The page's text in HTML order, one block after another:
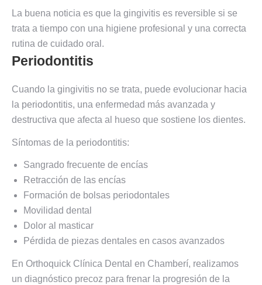
La buena noticia es que la gingivitis es reversible si se
trata a tiempo con una higiene profesional y una correcta
rutina de cuidado oral.
Periodontitis
Cuando la gingivitis no se trata, puede evolucionar hacia
la periodontitis, una enfermedad más avanzada y
destructiva que afecta al hueso que sostiene los dientes.
Síntomas de la periodontitis:
Sangrado frecuente de encías
Retracción de las encías
Formación de bolsas periodontales
Movilidad dental
Dolor al masticar
Pérdida de piezas dentales en casos avanzados
En Orthoquick Clínica Dental en Chamberí, realizamos
un diagnóstico precoz para frenar la progresión de la